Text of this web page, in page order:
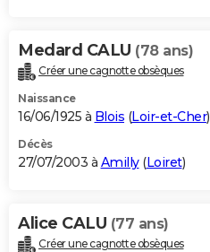
Medard CALU (78 ans)
Créer une cagnotte obsèques
Naissance
16/06/1925 à Blois (Loir-et-Cher)
Décès
27/07/2003 à Amilly(Loiret)
Alice CALU (77 ans)
Créer une cagnotte obsèques